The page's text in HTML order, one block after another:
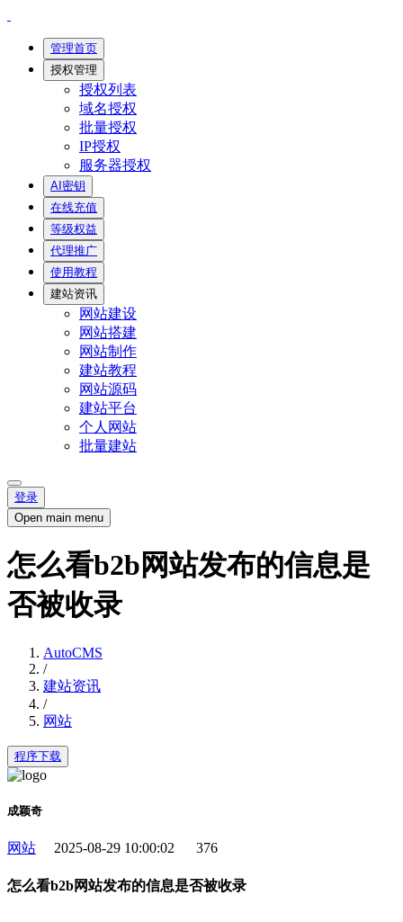
管理首页
授权管理
授权列表
域名授权
批量授权
IP授权
服务器授权
AI密钥
在线充值
等级权益
代理推广
使用教程
建站资讯
网站建设
网站搭建
网站制作
建站教程
网站源码
建站平台
个人网站
批量建站
登录
Open main menu
怎么看b2b网站发布的信息是
否被收录
AutoCMS
/
建站资讯
/
网站
程序下载
成颖奇
网站 2025-08-29 10:00:02 376
怎么看b2b网站发布的信息是否被收录